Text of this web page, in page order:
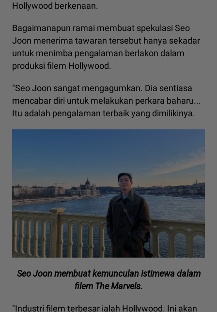
Hollywood berkenaan.
Bagaimanapun ramai membuat spekulasi Seo
Joon menerima tawaran tersebut hanya sekadar
untuk menimba pengalaman berlakon dalam
produksi filem Hollywood.
"Seo Joon sangat mengagumkan. Dia sentiasa
mencabar diri untuk melakukan perkara baharu...
Itu adalah pengalaman terbaik yang dimilikinya.
Seo Joon membuat kemunculan istimewa dalam
filem The Marvels.
"Industri filem terbesar ialah Hollywood. Ini akan